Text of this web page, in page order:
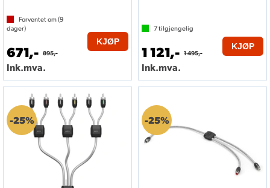
Forventet om (9
dager)
671,- 895,-
Ink.mva.
KJØP
7tilgjengelig
1 121,- 1 495,-
Ink.mva.
KJØP
25% 25%